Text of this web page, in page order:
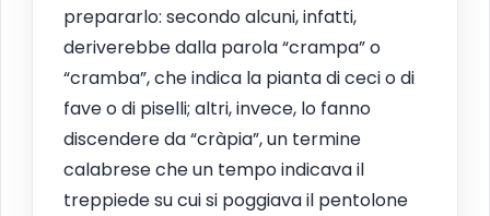
prepararlo: secondo alcuni, infatti,
deriverebbe dalla parola “crampa” o
“cramba”, che indica la pianta di ceci o di
fave o di piselli; altri, invece, lo fanno
discendere da “cràpia”, un termine
calabrese che un tempo indicava il
treppiede su cui si poggiava il pentolone